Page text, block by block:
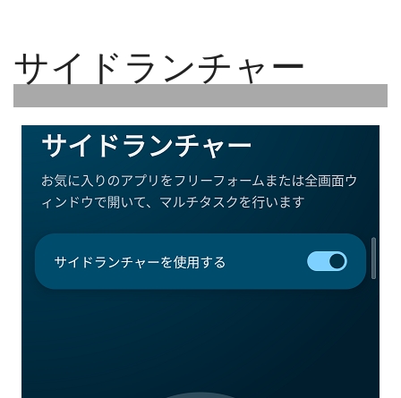
サイドランチャー